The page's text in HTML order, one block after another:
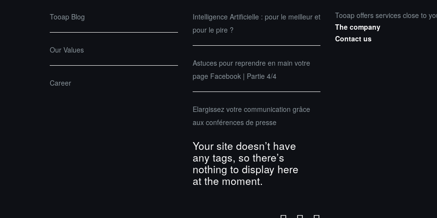
Tooap Blog
Our Values
Career
Intelligence Artificielle : pour le meilleur et
pour le pire ?
Astuces pour reprendre en main votre
page Facebook | Partie 4/4
Elargissez votre communication grâce
aux conférences de presse
Your site doesn’t have
any tags, so there’s
nothing to display here
at the moment.
Tooap offers services close to
The company
Contact us